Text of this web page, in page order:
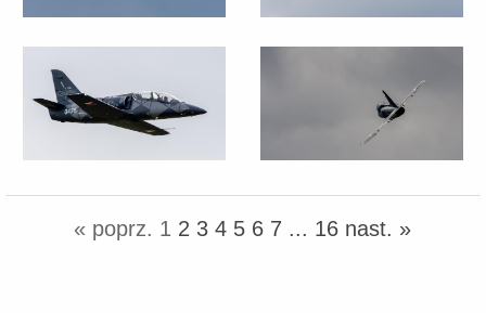
« poprz. 1 2 3 4 5 6 7 ... 16 nast. »